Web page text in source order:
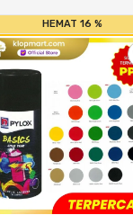
HEMAT 16 %